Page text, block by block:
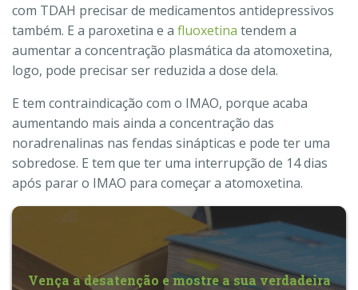
com TDAH precisar de medicamentos antidepressivos
também. E a paroxetina e a fluoxetina tendem a
aumentar a concentração plasmática da atomoxetina,
logo, pode precisar ser reduzida a dose dela.
E tem contraindicação com o IMAO, porque acaba
aumentando mais ainda a concentração das
noradrenalinas nas fendas sinápticas e pode ter uma
sobredose. E tem que ter uma interrupção de 14 dias
após parar o IMAO para começar a atomoxetina.
Vença a desatenção e mostre a sua verdadeira